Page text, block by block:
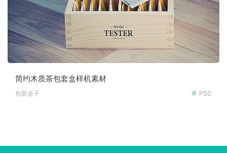
简约木质茶包套盒样机素材
包装盒子 PSD